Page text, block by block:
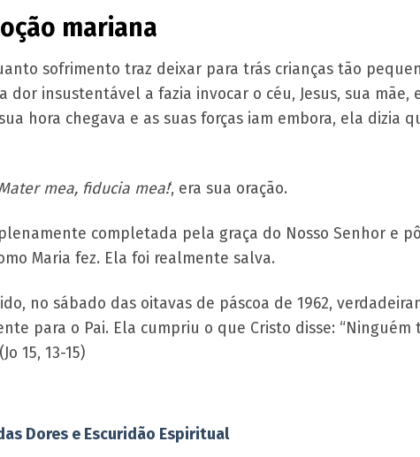
mariana
sofrimento traz deixar para trás crianças tão
insustentável a fazia invocar o céu, Jesus, sua mãe,
hora chegava e as suas forças iam embora, ela dizia
mea, fiducia mea!‘, era sua oração.
completada pela graça do Nosso Senhor e
Maria fez. Ela foi realmente salva.
no sábado das oitavas de páscoa de 1962,
para o Pai. Ela cumpriu o que Cristo disse:
15, 13-15)
Dores e Escuridão Espiritual